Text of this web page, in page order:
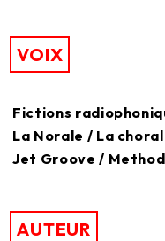
VOIX
Fictions
La Norale / La
Jet Groove /
AUTEUR